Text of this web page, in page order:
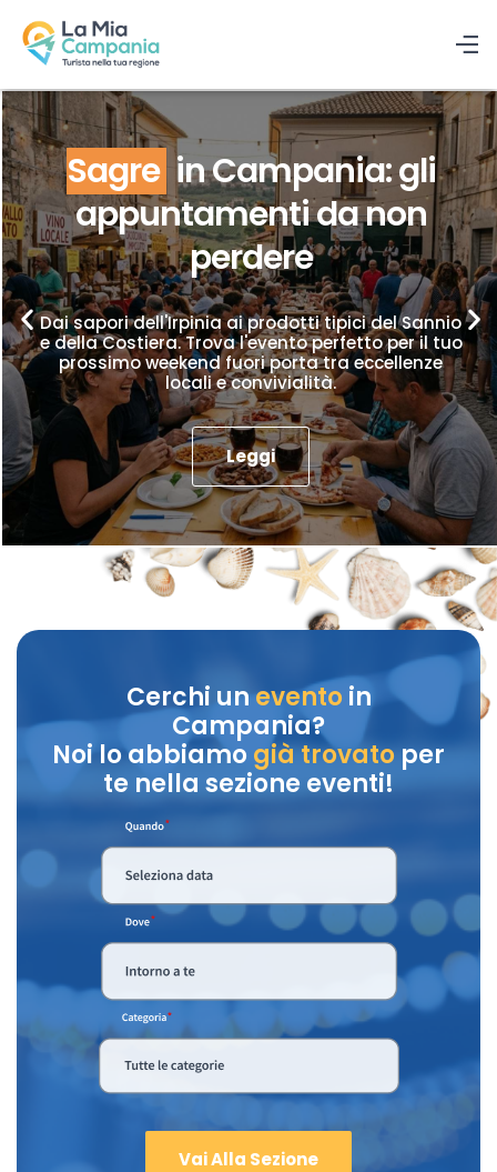
Sagre in Campania: gli
appuntamenti da non
perdere
Dai sapori dell'Irpinia ai prodotti tipici del Sannio
e della Costiera. Trova l'evento perfetto per il tuo
prossimo weekend fuori porta tra eccellenze
locali e convivialità.
Leggi
Cerchi unevento in
Campania?
Noi lo abbiamo già trovatoper
te nella sezione eventi!
Vai Alla Sezione